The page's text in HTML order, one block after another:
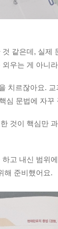
같은데, 실제
외우는 게 아니
치르잖아요.
심 문법에 자
것이 핵심만
고 내신 범위
해 준비했어요.